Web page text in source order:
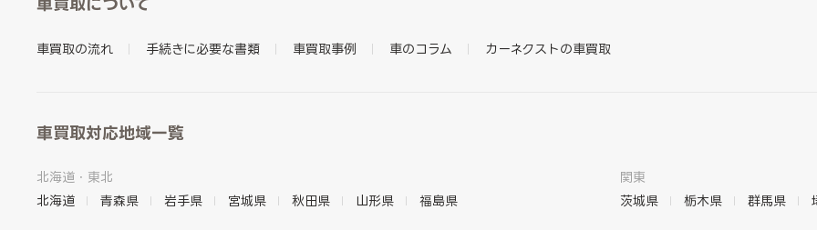
車買取について
車買取の流れ 手続きに必要な書類 車買取事例 車のコラム カーネクストの車買取
車買取対応地域一覧
北海道・東北
北海道
青森県 岩手県 宮城県 秋田県 山形県 福島県
関東
茨城県
栃木県 群馬県